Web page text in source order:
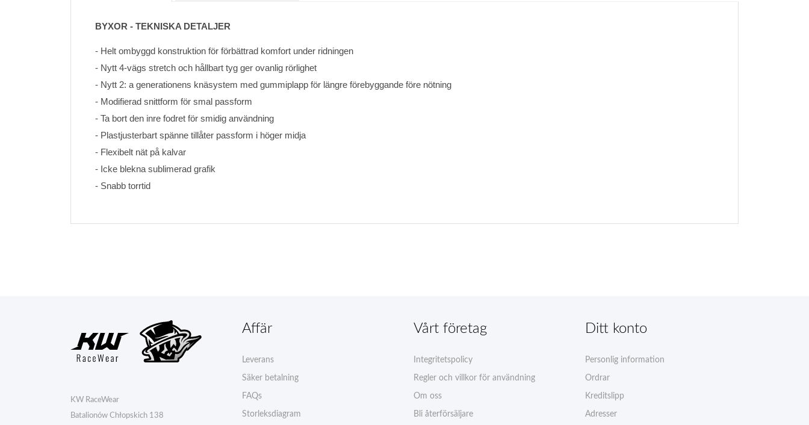
BYXOR - TEKNISKA DETALJER
- Helt ombyggd konstruktion för förbättrad komfort under ridningen
- Nytt 4-vägs stretch och hållbart tyg ger ovanlig rörlighet
- Nytt 2: a generationens knäsystem med gummiplapp för längre förebyggande före nötning
- Modifierad snittform för smal passform
- Ta bort den inre fodret för smidig användning
- Plastjusterbart spänne tillåter passform i höger midja
- Flexibelt nät på kalvar
- Icke blekna sublimerad grafik
- Snabb torrtid
KW RaceWear
Batalionów Chłopskich 138
Affär
Leverans
Säker betalning
FAQs
Storleksdiagram
Vårt företag
Integritetspolicy
Regler och villkor för användning
Om oss
Bli återförsäljare
Ditt konto
Personlig information
Ordrar
Kreditslipp
Adresser